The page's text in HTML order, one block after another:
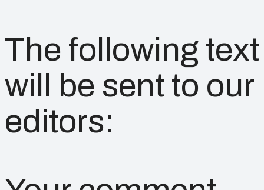
The following text
will be sent to our
editors: